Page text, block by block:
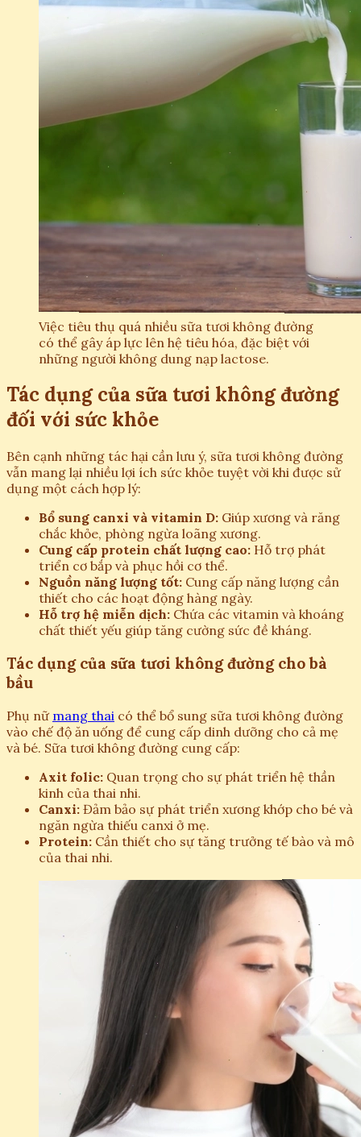
Việc tiêu thụ quá nhiều sữa tươi không đường
có thể gây áp lực lên hệ tiêu hóa, đặc biệt với
những người không dung nạp lactose.
Tác dụng của sữa tươi không đường
đối với sức khỏe
Bên cạnh những tác hại cần lưu ý, sữa tươi không đường
vẫn mang lại nhiều lợi ích sức khỏe tuyệt vời khi được sử
dụng một cách hợp lý:
Bổ sung canxi và vitamin D: Giúp xương và răng
chắc khỏe, phòng ngừa loãng xương.
Cung cấp protein chất lượng cao: Hỗ trợ phát
triển cơ bắp và phục hồi cơ thể.
Nguồn năng lượng tốt: Cung cấp năng lượng cần
thiết cho các hoạt động hàng ngày.
Hỗ trợ hệ miễn dịch: Chứa các vitamin và khoáng
chất thiết yếu giúp tăng cường sức đề kháng.
Tác dụng của sữa tươi không đường cho bà
bầu
Phụ nữ mang thai có thể bổ sung sữa tươi không đường
vào chế độ ăn uống để cung cấp dinh dưỡng cho cả mẹ
và bé. Sữa tươi không đường cung cấp:
Axit folic: Quan trọng cho sự phát triển hệ thần
kinh của thai nhi.
Canxi: Đảm bảo sự phát triển xương khớp cho bé và
ngăn ngừa thiếu canxi ở mẹ.
Protein: Cần thiết cho sự tăng trưởng tế bào và mô
của thai nhi.